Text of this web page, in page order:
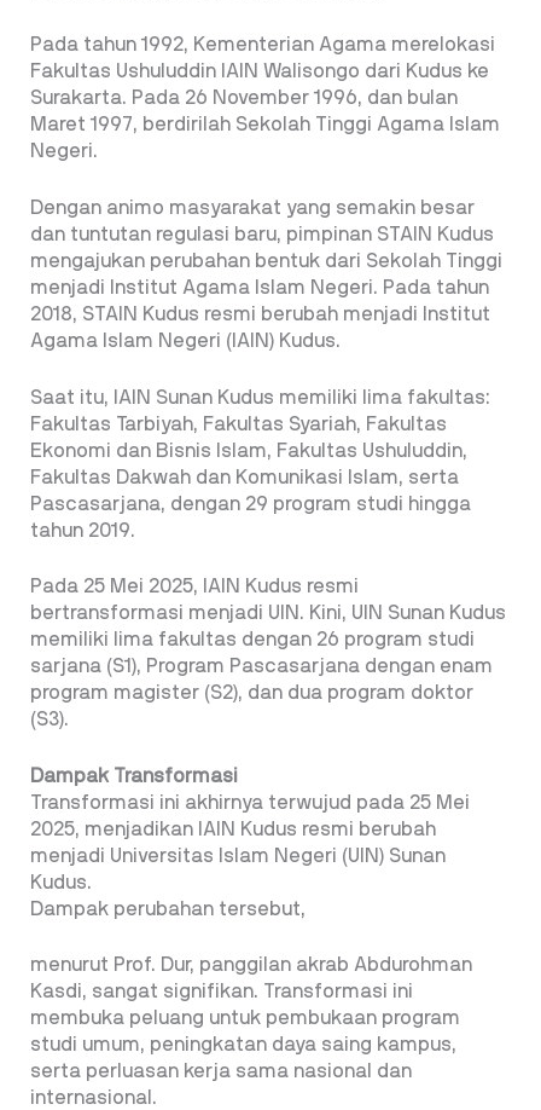
Pada tahun 1992, Kementerian Agama merelokasi
Fakultas Ushuluddin IAIN Walisongo dari Kudus ke
Surakarta. Pada 26 November 1996, dan bulan
Maret 1997, berdirilah Sekolah Tinggi Agama Islam
Negeri.
Dengan animo masyarakat yang semakin besar
dan tuntutan regulasi baru, pimpinan STAIN Kudus
mengajukan perubahan bentuk dari Sekolah Tinggi
menjadi Institut Agama Islam Negeri. Pada tahun
2018, STAIN Kudus resmi berubah menjadi Institut
Agama Islam Negeri (IAIN) Kudus.
Saat itu, IAIN Sunan Kudus memiliki lima fakultas:
Fakultas Tarbiyah, Fakultas Syariah, Fakultas
Ekonomi dan Bisnis Islam, Fakultas Ushuluddin,
Fakultas Dakwah dan Komunikasi Islam, serta
Pascasarjana, dengan 29 program studi hingga
tahun 2019.
Pada 25 Mei 2025, IAIN Kudus resmi
bertransformasi menjadi UIN. Kini, UIN Sunan Kudus
memiliki lima fakultas dengan 26 program studi
sarjana (S1), Program Pascasarjana dengan enam
program magister (S2), dan dua program doktor
(S3).
Dampak Transformasi
Transformasi ini akhirnya terwujud pada 25 Mei
2025, menjadikan IAIN Kudus resmi berubah
menjadi Universitas Islam Negeri (UIN) Sunan
Kudus.
Dampak perubahan tersebut,
menurut Prof. Dur, panggilan akrab Abdurohman
Kasdi, sangat signifikan. Transformasi ini
membuka peluang untuk pembukaan program
studi umum, peningkatan daya saing kampus,
serta perluasan kerja sama nasional dan
internasional.